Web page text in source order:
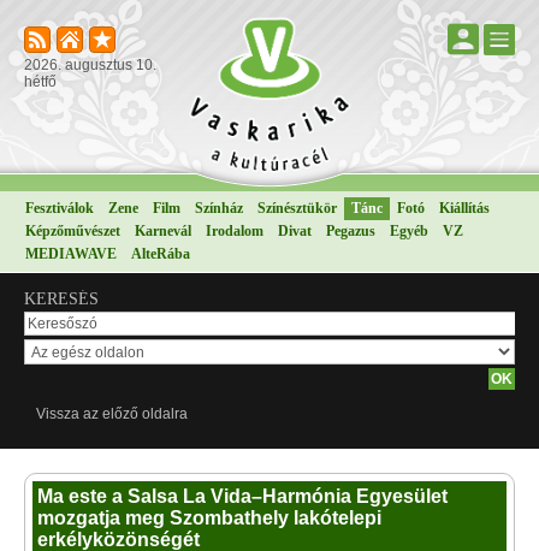
2026. augusztus 10.
hétfő
Fesztiválok Zene Film Színház Színésztükör Tánc Fotó
Kiállítás
Képzőművészet
Karnevál Irodalom Divat Pegazus Egyéb
VZ
MEDIAWAVE
AlteRába
KERESÉS
Vissza az előző oldalra
Ma este a Salsa La Vida–Harmónia Egyesület
mozgatja meg Szombathely lakótelepi
erkélyközönségét